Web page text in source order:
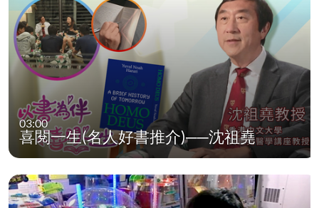
03:00
喜閱一生(名人好書推介)──沈祖堯